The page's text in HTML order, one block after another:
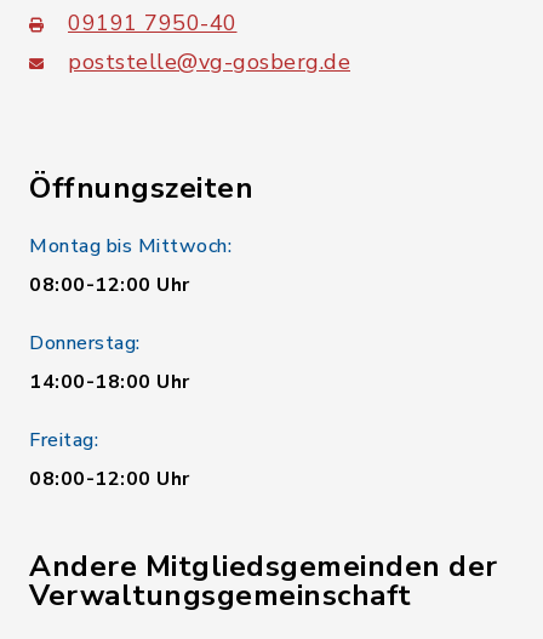
09191 7950-40
poststelle@vg-gosberg.de
Öffnungszeiten
Montag bis Mittwoch:
08:00-12:00 Uhr
Donnerstag:
14:00-18:00 Uhr
Freitag:
08:00-12:00 Uhr
Andere Mitgliedsgemeinden der
Verwaltungsgemeinschaft